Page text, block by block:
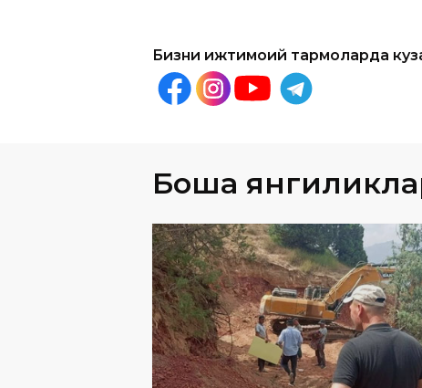
Бошқа янгиликлар